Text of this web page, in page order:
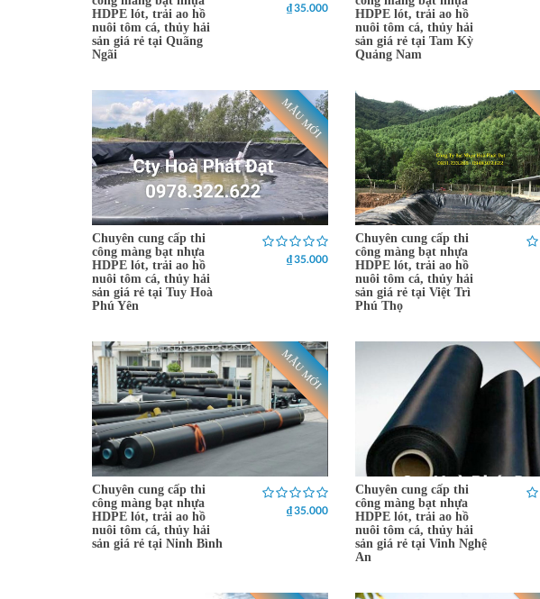
HDPE lót, trải ao hồ
nuôi tôm cá, thủy hải
sản giá rẻ tại Quãng
Ngãi
₫ 35.000
HDPE lót, trải ao hồ
nuôi tôm cá, thủy hải
sản giá rẻ tại Tam Kỳ
Quảng Nam
MẪU MỚI
Chuyên cung cấp thi
công màng bạt nhựa
HDPE lót, trải ao hồ
nuôi tôm cá, thủy hải
sản giá rẻ tại Tuy Hoà
Phú Yên
₫ 35.000
Chuyên cung cấp thi
công màng bạt nhựa
HDPE lót, trải ao hồ
nuôi tôm cá, thủy hải
sản giá rẻ tại Việt Trì
Phú Thọ
MẪU MỚI
Chuyên cung cấp thi
công màng bạt nhựa
HDPE lót, trải ao hồ
nuôi tôm cá, thủy hải
sản giá rẻ tại Ninh Bình
₫ 35.000
Chuyên cung cấp thi
công màng bạt nhựa
HDPE lót, trải ao hồ
nuôi tôm cá, thủy hải
sản giá rẻ tại Vinh Nghệ
An